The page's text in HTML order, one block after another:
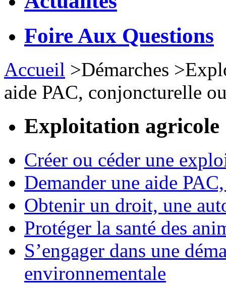
Foire Aux Questions
Accueil >Démarches >
aide PAC, conjoncturelle
Exploitation agricole
Créer ou céder une
Demander une aide
Obtenir un droit, une
Protéger la santé des
S’engager dans une
environnementale